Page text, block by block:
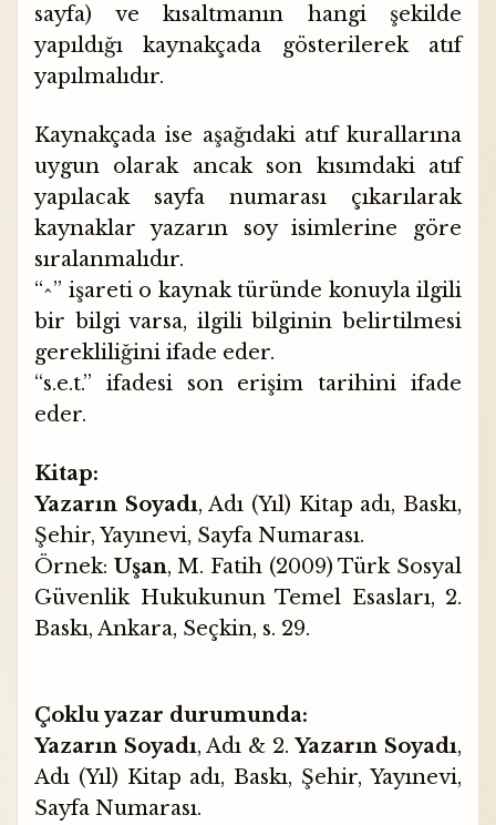
sayfa) ve kısaltmanın hangi şekilde
yapıldığı kaynakçada gösterilerek atıf
yapılmalıdır.
Kaynakçada ise aşağıdaki atıf kurallarına
uygun olarak ancak son kısımdaki atıf
yapılacak sayfa numarası çıkarılarak
kaynaklar yazarın soy isimlerine göre
sıralanmalıdır.
“^” işareti o kaynak türünde konuyla ilgili
bir bilgi varsa, ilgili bilginin belirtilmesi
gerekliliğini ifade eder.
“s.e.t.” ifadesi son erişim tarihini ifade
eder.
Kitap:
Yazarın Soyadı, Adı (Yıl) Kitap adı, Baskı,
Şehir, Yayınevi, Sayfa Numarası.
Örnek: Uşan, M. Fatih (2009) Türk Sosyal
Güvenlik Hukukunun Temel Esasları, 2.
Baskı, Ankara, Seçkin, s. 29.
Çoklu yazar durumunda:
Yazarın Soyadı, Adı & 2.Yazarın Soyadı,
Adı (Yıl) Kitap adı, Baskı, Şehir, Yayınevi,
Sayfa Numarası.